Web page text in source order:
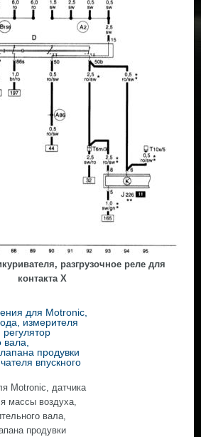
разгрузочное реле для
контакта Х
для Motronic,
измерителя
продувки
впускного
Motronic, датчика
массы воздуха,
вала,
продувки